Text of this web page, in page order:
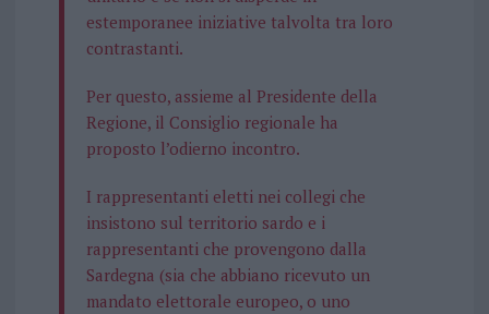
estemporanee iniziative talvolta tra loro
contrastanti.
Per questo, assieme al Presidente della
Regione, il Consiglio regionale ha
proposto l’odierno incontro.
I rappresentanti eletti nei collegi che
insistono sul territorio sardo e i
rappresentanti che provengono dalla
Sardegna (sia che abbiano ricevuto un
mandato elettorale europeo, o uno